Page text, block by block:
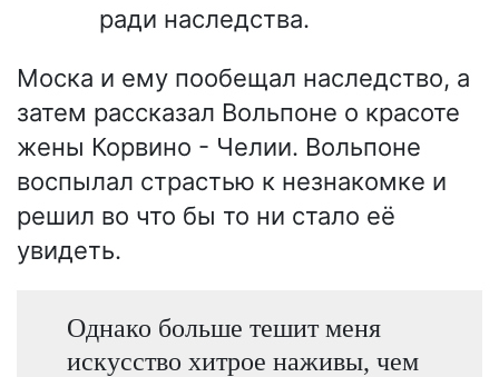
ради наследства.
Моска и ему пообещал наследство, а
затем рассказал Вольпоне о красоте
жены Корвино - Челии. Вольпоне
воспылал страстью к незнакомке и
решил во что бы то ни стало её
увидеть.
Однако больше тешит меня
искусство хитрое наживы, чем